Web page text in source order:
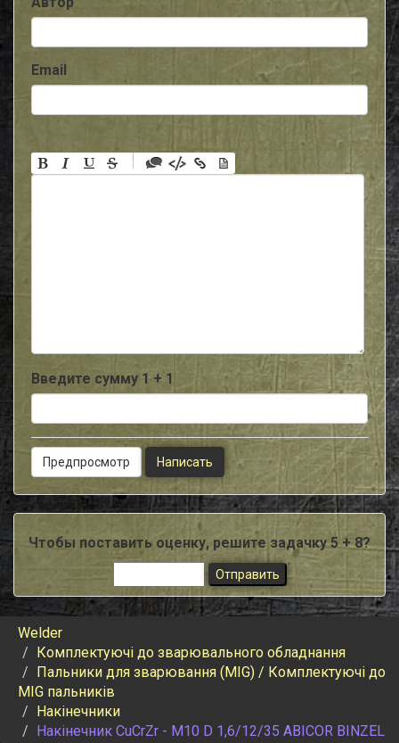
Email
-
-
Введите сумму 1 + 1
Чтобы поставить оценку, решите задачку 5 + 8?
Welder
Комплектуючі до зварювального обладнання
Пальники для зварювання (MIG) / Комплектуючі до
MIG пальників
Накінечники
Накiнечник CuCrZr - M10 D 1,6/12/35 ABICOR BINZEL